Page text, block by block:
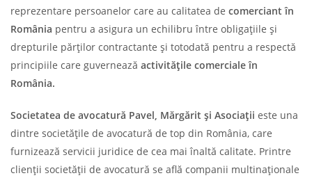
reprezentare persoanelor care au calitatea de comerciant în
România pentru a asigura un echilibru între obligațiile și
drepturile părților contractante și totodată pentru a respectă
principiile care guvernează activitățile comerciale în
România.
Societatea de avocatură Pavel, Mărgărit și Asociații este una
dintre societățile de avocatură de top din România, care
furnizează servicii juridice de cea mai înaltă calitate. Printre
clienții societății de avocatură se află companii multinaționale